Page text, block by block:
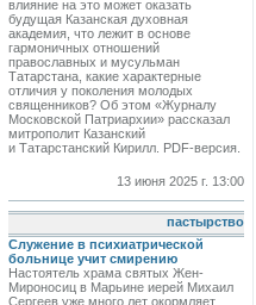
влияние на это может оказать
будущая Казанская духовная
академия, что лежит в основе
гармоничных отношений
православных и мусульман
Татарстана, какие характерные
отличия у поколения молодых
священников? Об этом «Журналу
Московской Патриархии» рассказал
митрополит Казанский
и Татарстанский Кирилл. PDF-версия.
13 июня 2025 г. 13:00
пастырство
Служение в психиатрической
больнице учит смирению
Настоятель храма святых Жен-
Мироносиц в Марьине иерей Михаил
Сергеев уже много лет окормляет